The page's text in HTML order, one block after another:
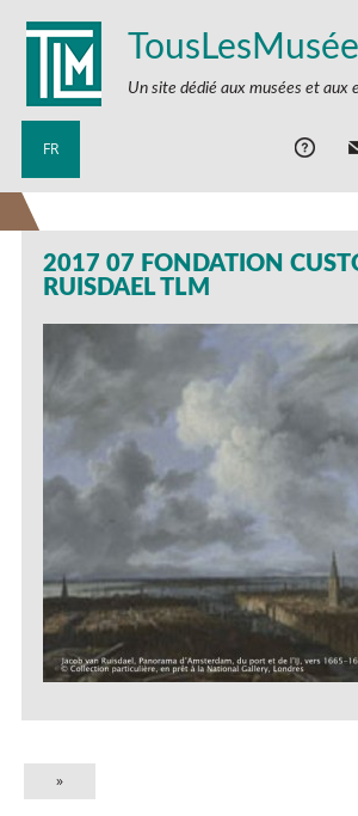
Un site dédié aux musées et aux
FR
2017 07 FONDATION
RUISDAEL TLM
»